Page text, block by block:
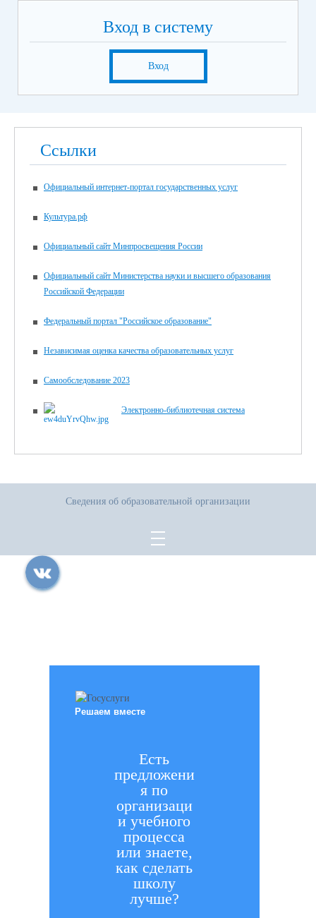
Вход в систему
Вход
Ссылки
Официальный интернет-портал государственных услуг
Культура.рф
Официальный сайт Минпросвещения России
Официальный сайт Министерства науки и высшего образования
Российской Федерации
Федеральный портал "Российское образование"
Независимая оценка качества образовательных услуг
Самообследование 2023
Электронно-библиотечная система
Сведения об образовательной организации
Решаем вместе
Есть
предложени
я по
организаци
и учебного
процесса
или знаете,
как сделать
школу
лучше?